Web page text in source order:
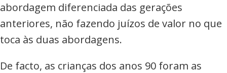
abordagem diferenciada das gerações
anteriores, não fazendo juízos de valor no que
toca às duas abordagens.
De facto, as crianças dos anos 90 foram as